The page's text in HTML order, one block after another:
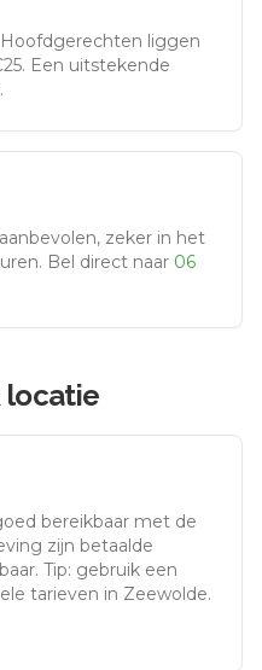
Hoofdgerechten liggen
Een uitstekende
zeker in het
Bel direct naar 06
locatie
bereikbaar met de
zijn betaalde
Tip: gebruik een
tarieven in Zeewolde.